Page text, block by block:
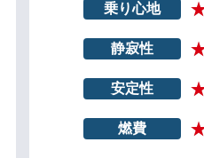
乗り心地
静寂性
安定性
燃費